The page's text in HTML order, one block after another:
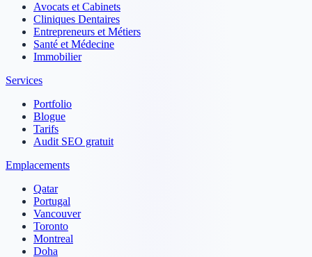
Avocats et Cabinets
Cliniques Dentaires
Entrepreneurs et Métiers
Santé et Médecine
Immobilier
Services
Portfolio
Blogue
Tarifs
Audit SEO gratuit
Emplacements
Qatar
Portugal
Vancouver
Toronto
Montreal
Doha